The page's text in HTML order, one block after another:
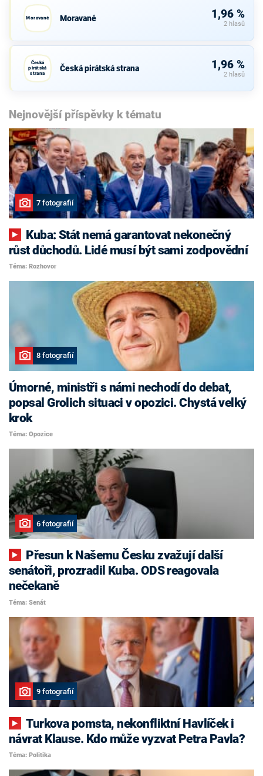
Moravané Moravané 1,96 %
2 hlasů
Česká
pirátská
strana
Česká pirátská strana 1,96 %
2 hlasů
Nejnovější příspěvky k tématu
7 fotografií
růst důchodů. Lidé musí být sami zodpovědní
Téma: Rozhovor
8 fotografií
Úmorné, ministři s námi nechodí do debat,
popsal Grolich situaci v opozici. Chystá velký
krok
Téma: Opozice
6 fotografií
senátoři, prozradil Kuba. ODS reagovala
nečekaně
Téma: Senát
9 fotografií
Turkova pomsta, nekonfliktní Havlíček i
návrat Klause. Kdo může vyzvat Petra Pavla?
Téma: Politika